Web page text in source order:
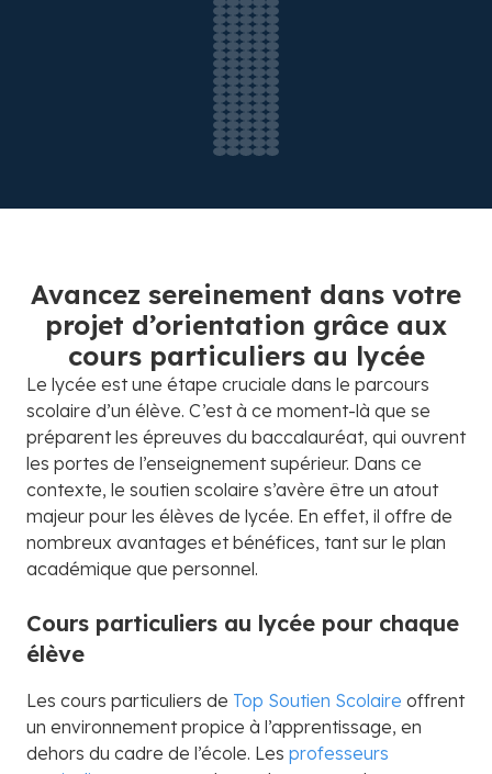
Avancez sereinement dans votre
projet d’orientation grâce aux
cours particuliers au lycée
Le lycée est une étape cruciale dans le parcours
scolaire d’un élève. C’est à ce moment-là que se
préparent les épreuves du baccalauréat, qui ouvrent
les portes de l’enseignement supérieur. Dans ce
contexte, le soutien scolaire s’avère être un atout
majeur pour les élèves de lycée. En effet, il offre de
nombreux avantages et bénéfices, tant sur le plan
académique que personnel.
Cours particuliers au lycée pour chaque
élève
Les cours particuliers de Top Soutien Scolaire offrent
un environnement propice à l’apprentissage, en
dehors du cadre de l’école. Les professeurs